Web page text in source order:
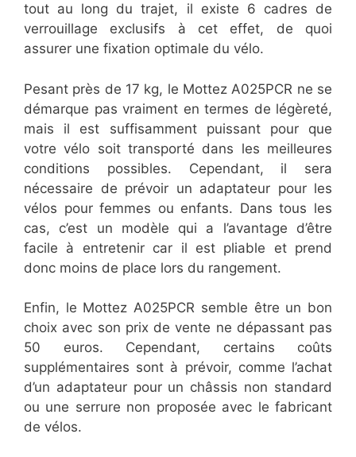
tout au long du trajet, il existe 6 cadres de
verrouillage exclusifs à cet effet, de quoi
assurer une fixation optimale du vélo.
Pesant près de 17 kg, le Mottez A025PCR ne se
démarque pas vraiment en termes de légèreté,
mais il est suffisamment puissant pour que
votre vélo soit transporté dans les meilleures
conditions possibles. Cependant, il sera
nécessaire de prévoir un adaptateur pour les
vélos pour femmes ou enfants. Dans tous les
cas, c’est un modèle qui a l’avantage d’être
facile à entretenir car il est pliable et prend
donc moins de place lors du rangement.
Enfin, le Mottez A025PCR semble être un bon
choix avec son prix de vente ne dépassant pas
50 euros. Cependant, certains coûts
supplémentaires sont à prévoir, comme l’achat
d’un adaptateur pour un châssis non standard
ou une serrure non proposée avec le fabricant
de vélos.